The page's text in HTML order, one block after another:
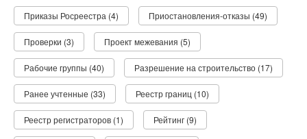
Приказы Росреестра (4) Приостановления-отказы (49)
Проверки (3) Проект межевания (5)
Рабочие группы (40) Разрешение на строительство (17)
Ранее учтенные (33) Реестр границ (10)
Реестр регистраторов (1) Рейтинг (9)